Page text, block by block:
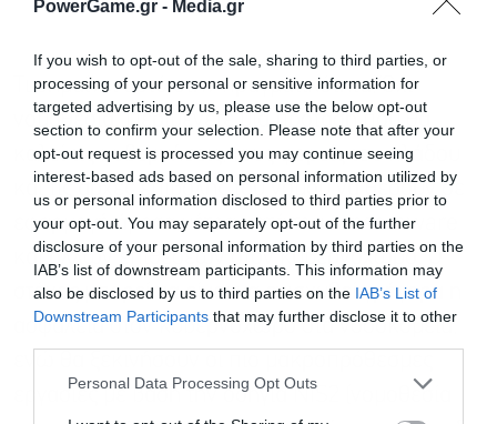
PowerGame.gr - Media.gr
If you wish to opt-out of the sale, sharing to third parties, or
processing of your personal or sensitive information for
targeted advertising by us, please use the below opt-out
section to confirm your selection. Please note that after your
opt-out request is processed you may continue seeing
interest-based ads based on personal information utilized by
us or personal information disclosed to third parties prior to
your opt-out. You may separately opt-out of the further
disclosure of your personal information by third parties on the
IAB’s list of downstream participants. This information may
also be disclosed by us to third parties on the IAB’s List of
Downstream Participants that may further disclose it to other
Personal Data Processing Opt Outs
Τι σημαίνει αυτό στην πραγματικότητα; Όχι
νομοθεσία. Περιμένετε μια πρόταση που θα
καλεί τις κυβερνήσεις, τους φορείς του κλάδου
και τις αρχές επιβολής του νόμου να θέσουν σε
εφαρμογή άμεσα μέτρα κατά του ransomware
και άλλων επιθέσεων στον κυβερνοχώρο. Ο
στόχος μπορεί να είναι να ενισχυθεί γρήγορα η
ασφάλεια στον κυβερνοχώρο στα νοσοκομεία,
εργασίες με βάση την οδηγία NIS2 (νομοθεσία
Εγγραφή στο